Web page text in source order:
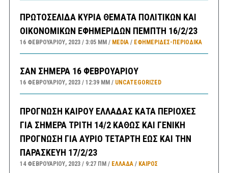
ΠΡΩΤΟΣΕΛΙΔΑ ΚΥΡΙΑ ΘΕΜΑΤΑ ΠΟΛΙΤΙΚΩΝ ΚΑΙ
ΟΙΚΟΝΟΜΙΚΩΝ ΕΦΗΜΕΡΙΔΩΝ ΠΕΜΠΤΗ 16/2/23
16 ΦΕΒΡΟΥΑΡΊΟΥ, 2023 3:05 ΜΜ MEDIA/ ΕΦΗΜΕΡΊΔΕΣ-ΠΕΡΙΟΔΙΚΆ
ΣΑΝ ΣΗΜΕΡΑ 16 ΦΕΒΡΟΥΑΡΙΟΥ
16 ΦΕΒΡΟΥΑΡΊΟΥ, 2023 12:39 ΜΜ UNCATEGORIZED
ΠΡΟΓΝΩΣΗ ΚΑΙΡΟΥ ΕΛΛΑΔΑΣ ΚΑΤΑ ΠΕΡΙΟΧΕΣ
ΓΙΑ ΣΗΜΕΡΑ ΤΡΙΤΗ 14/2 ΚΑΘΩΣ ΚΑΙ ΓΕΝΙΚΗ
ΠΡΟΓΝΩΣΗ ΓΙΑ ΑΥΡΙΟ ΤΕΤΑΡΤΗ ΕΩΣ ΚΑΙ ΤΗΝ
ΠΑΡΑΣΚΕΥΗ 17/2/23
14 ΦΕΒΡΟΥΑΡΊΟΥ, 2023 9:27 ΠΜ ΕΛΛΑΔA/ ΚΑΙΡΌΣ